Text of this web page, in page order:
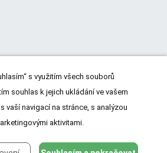
1805-3408
s využitím všech souborů
souhlas k jejich ukládání ve vašem
vaší navigací na stránce, s analýzou
aktivitami.